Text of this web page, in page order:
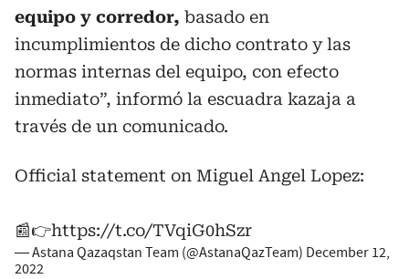
equipo y corredor, basado en
incumplimientos de dicho contrato y las
normas internas del equipo, con efecto
inmediato”, informó la escuadra kazaja a
través de un comunicado.
Official statement on Miguel Angel Lopez:
📰👉https://t.co/TVqiG0hSzr
— Astana Qazaqstan Team (@AstanaQazTeam) December 12,
2022